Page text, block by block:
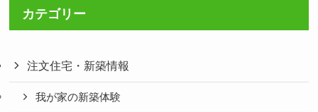
カテゴリー
注文住宅・新築情報
我が家の新築体験